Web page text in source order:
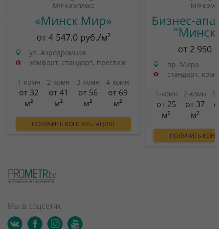
МФ комплекс
«Минск Мир»
от 4 547.0 руб./м²
ул. Аэродромная
комфорт, стандарт, престиж
1-комн
от 32
м²
2-комн
от 41
м²
3-комн
от 56
м²
4-комн
от 69
м²
ПОЛУЧИТЬ КОНСУЛЬТАЦИЮ
МФ
Бизнес-
от 2 950
пр. Мира
стандарт,
1-комн
от 25
м²
2-комн
от 37
м²
ПОЛУЧИТЬ
Мы в соцсетях